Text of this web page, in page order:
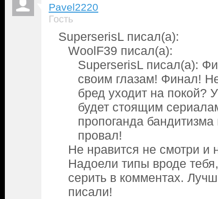
Pavel2220
Гость
SuperserisL писал(а):
WoolF39 писал(а):
SuperserisL писал(а):
своим глазам! Финал!
бред уходит на покой?
будет стоящим
пропоганда бандитизма
провал!
Не нравится не смотри и
Надоели типы вроде
серить в комментах.
писали!